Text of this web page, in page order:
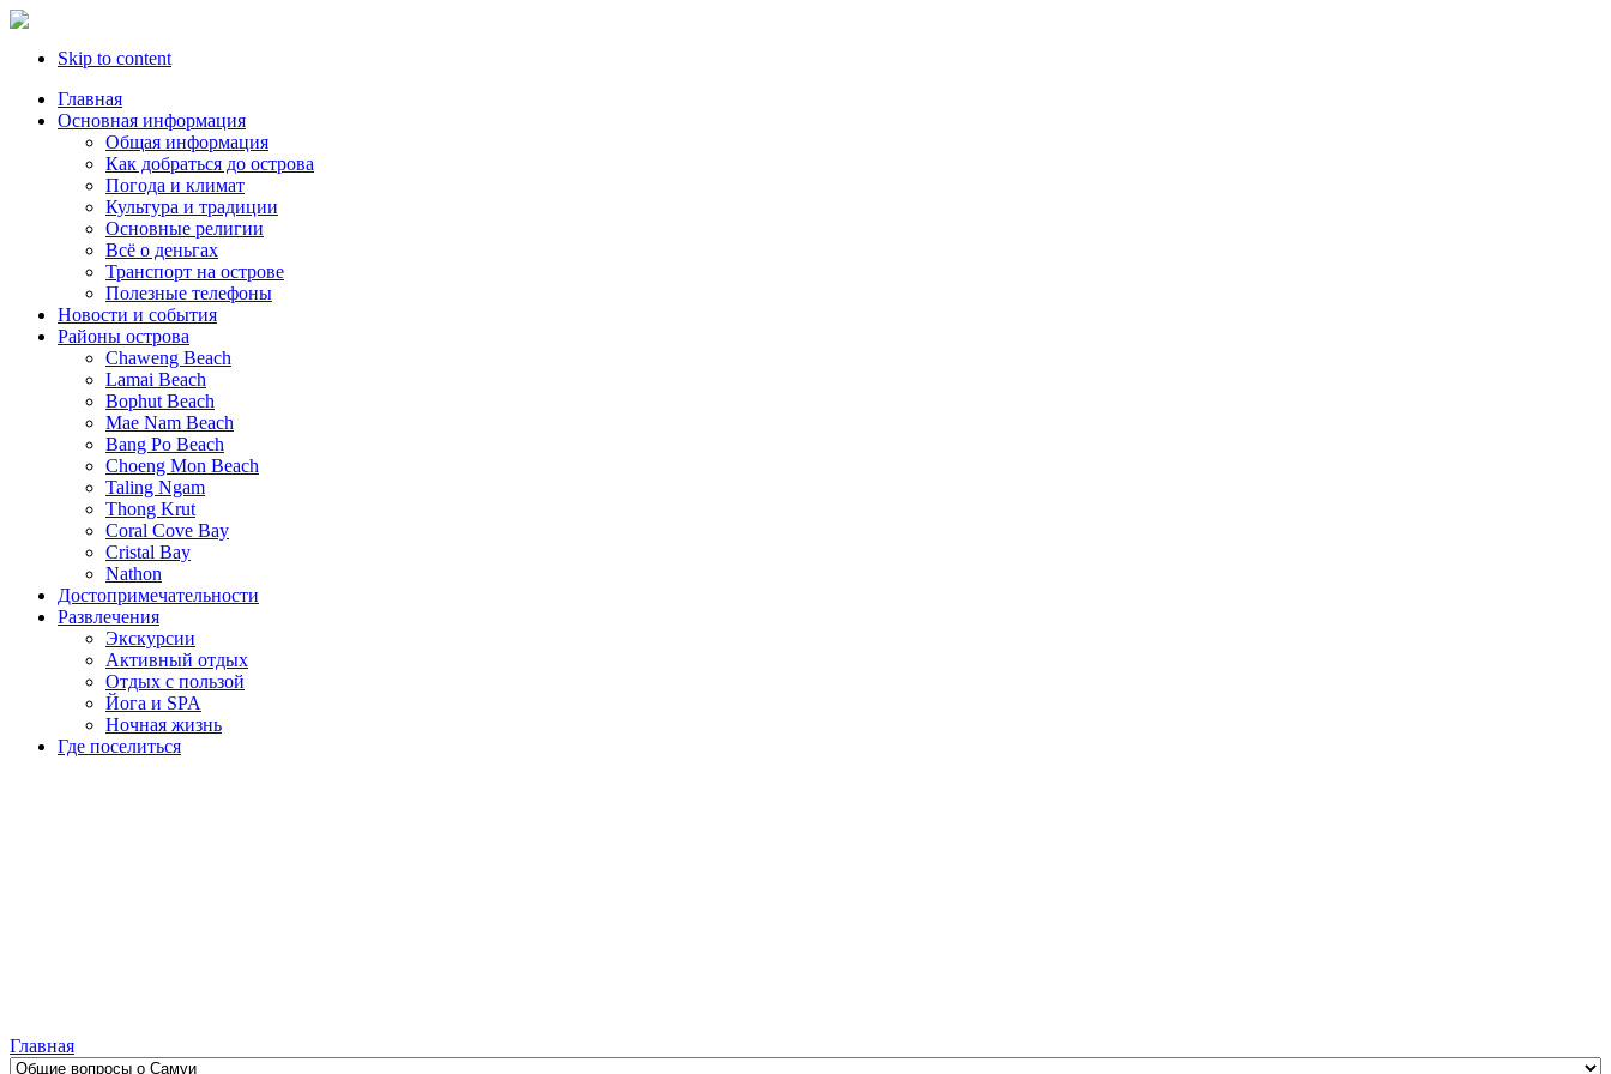
Skip to content
Главная
Основная информация
Oбщая информация
Как добраться до острова
Погода и климат
Культура и традиции
Основные религии
Всё о деньгах
Транспорт на острове
Полезные телефоны
Новости и события
Районы острова
Chaweng Beach
Lamai Beach
Bophut Beach
Mae Nam Beach
Bang Po Beach
Choeng Mon Beach
Taling Ngam
Thong Krut
Coral Cove Bay
Cristal Bay
Nathon
Достопримечательности
Развлечения
Экскурсии
Активный отдых
Отдых с пользой
Йога и SPA
Ночная жизнь
Где поселиться
Главная